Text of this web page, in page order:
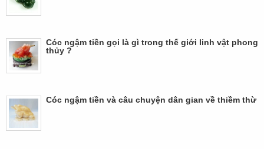
Cóc ngậm tiền gọi là gì trong thế giới linh vật phong
thủy ?
Cóc ngậm tiền và câu chuyện dân gian về thiềm thừ